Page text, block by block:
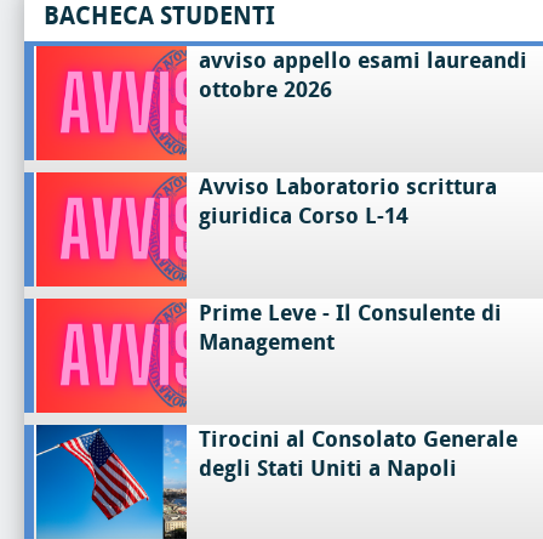
BACHECA STUDENTI
avviso appello esami laureandi
ottobre 2026
Avviso Laboratorio scrittura
giuridica Corso L-14
Prime Leve - Il Consulente di
Management
Tirocini al Consolato Generale
degli Stati Uniti a Napoli